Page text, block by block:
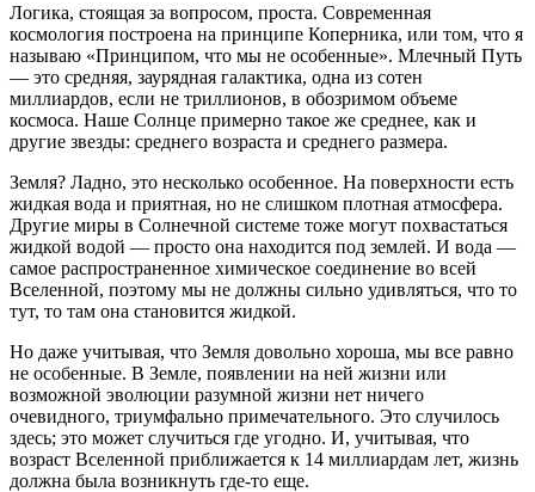
Логика, стоящая за вопросом, проста. Современная
космология построена на принципе Коперника, или том, что я
называю «Принципом, что мы не особенные». Млечный Путь
— это средняя, заурядная галактика, одна из сотен
миллиардов, если не триллионов, в обозримом объеме
космоса. Наше Солнце примерно такое же среднее, как и
другие звезды: среднего возраста и среднего размера.
Земля? Ладно, это несколько особенное. На поверхности есть
жидкая вода и приятная, но не слишком плотная атмосфера.
Другие миры в Солнечной системе тоже могут похвастаться
жидкой водой — просто она находится под землей. И вода —
самое распространенное химическое соединение во всей
Вселенной, поэтому мы не должны сильно удивляться, что то
тут, то там она становится жидкой.
Но даже учитывая, что Земля довольно хороша, мы все равно
не особенные. В Земле, появлении на ней жизни или
возможной эволюции разумной жизни нет ничего
очевидного, триумфально примечательного. Это случилось
здесь; это может случиться где угодно. И, учитывая, что
возраст Вселенной приближается к 14 миллиардам лет, жизнь
должна была возникнуть где-то еще.